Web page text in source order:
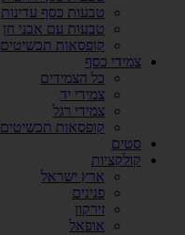
טבעות כסף עדינות
טבעות עם אבני חן
קופסאות תכשיטים
צמידי כסף
כל הצמידים
צמידי יד
צמידי רגל
קופסאות תכשיטים
סטים
קולקציות
ארץ ישראל
פנינים
זירקון
אופאל